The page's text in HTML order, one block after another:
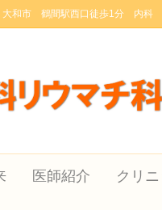
大和市 鶴間駅西口徒歩1分 内科
医師紹介 クリ